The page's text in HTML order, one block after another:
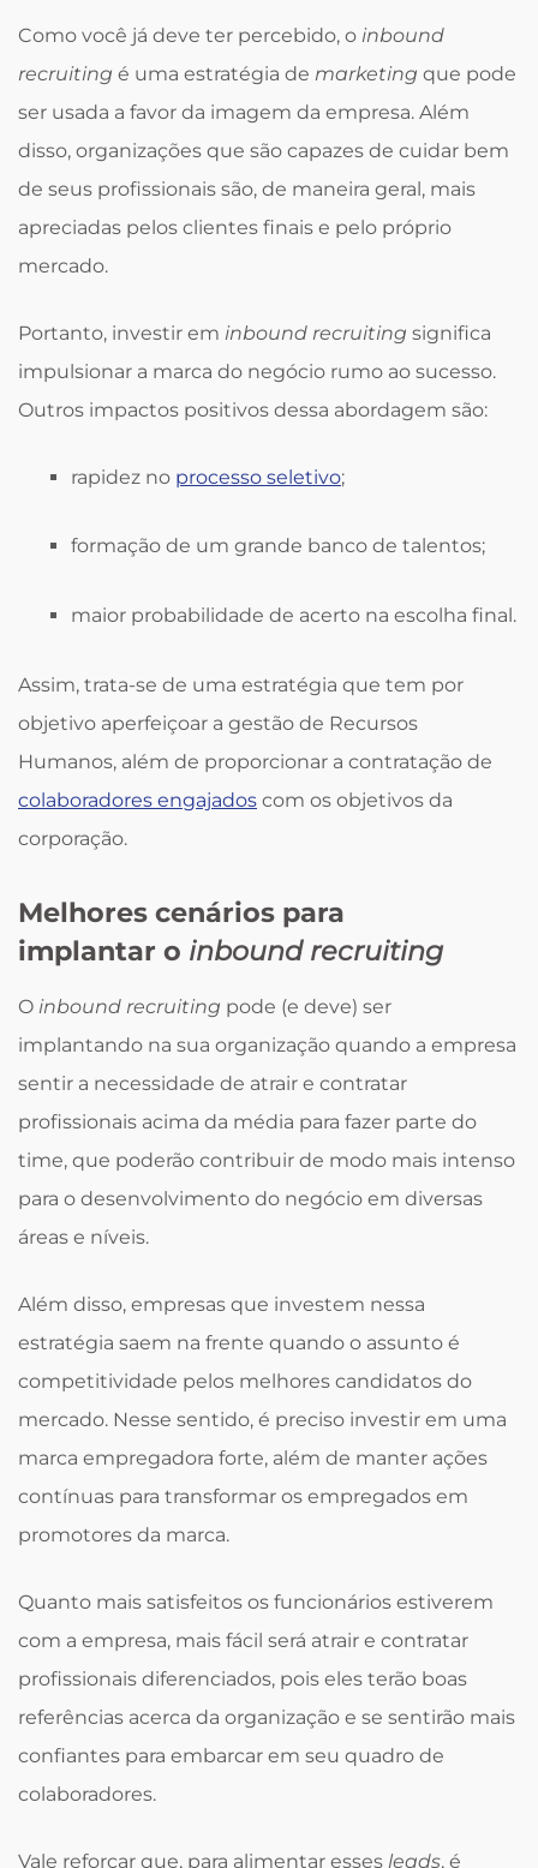
Como você já deve ter percebido, o inbound
recruiting é uma estratégia de marketing que pode
ser usada a favor da imagem da empresa. Além
disso, organizações que são capazes de cuidar bem
de seus profissionais são, de maneira geral, mais
apreciadas pelos clientes finais e pelo próprio
mercado.
Portanto, investir em inbound recruiting significa
impulsionar a marca do negócio rumo ao sucesso.
Outros impactos positivos dessa abordagem são:
rapidez no processo seletivo;
formação de um grande banco de talentos;
maior probabilidade de acerto na escolha final.
Assim, trata-se de uma estratégia que tem por
objetivo aperfeiçoar a gestão de Recursos
Humanos, além de proporcionar a contratação de
colaboradores engajados com os objetivos da
corporação.
Melhores cenários para
implantar o inbound recruiting
O inbound recruiting pode (e deve) ser
implantando na sua organização quando a empresa
sentir a necessidade de atrair e contratar
profissionais acima da média para fazer parte do
time, que poderão contribuir de modo mais intenso
para o desenvolvimento do negócio em diversas
áreas e níveis.
Além disso, empresas que investem nessa
estratégia saem na frente quando o assunto é
competitividade pelos melhores candidatos do
mercado. Nesse sentido, é preciso investir em uma
marca empregadora forte, além de manter ações
contínuas para transformar os empregados em
promotores da marca.
Quanto mais satisfeitos os funcionários estiverem
com a empresa, mais fácil será atrair e contratar
profissionais diferenciados, pois eles terão boas
referências acerca da organização e se sentirão mais
confiantes para embarcar em seu quadro de
colaboradores.
Vale reforçar que, para alimentar esses leads, é